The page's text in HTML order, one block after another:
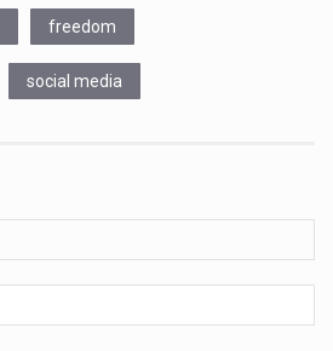
freedom
social media